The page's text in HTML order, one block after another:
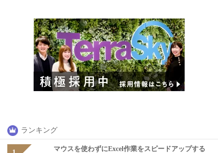
ランキング
マウスを使わずにExcel作業をスピードアップする